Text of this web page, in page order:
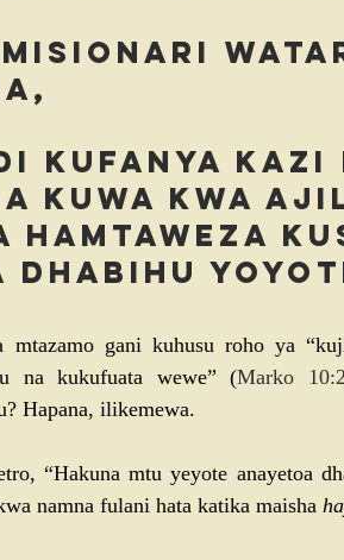
kufanya
kuwa kwa
hamtaweza
dhabihu
mtazamo gani kuhusu roho ya
na kukufuata wewe” (Marko
Hapana, ilikemewa.
“Hakuna mtu yeyote anayetoa
namna fulani hata katika maisha